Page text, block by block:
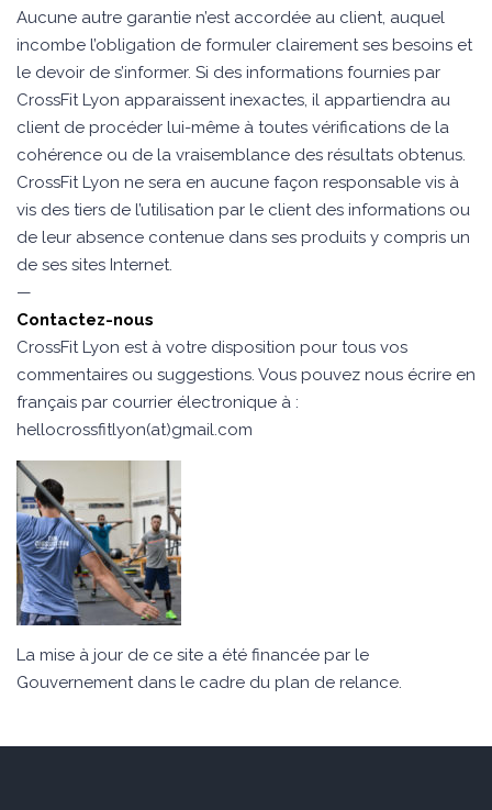
Aucune autre garantie n’est accordée au client, auquel
incombe l’obligation de formuler clairement ses besoins et
le devoir de s’informer. Si des informations fournies par
CrossFit Lyon apparaissent inexactes, il appartiendra au
client de procéder lui-même à toutes vérifications de la
cohérence ou de la vraisemblance des résultats obtenus.
CrossFit Lyon ne sera en aucune façon responsable vis à
vis des tiers de l’utilisation par le client des informations ou
de leur absence contenue dans ses produits y compris un
de ses sites Internet.
—
Contactez-nous
CrossFit Lyon est à votre disposition pour tous vos
commentaires ou suggestions. Vous pouvez nous écrire en
français par courrier électronique à :
hellocrossfitlyon(at)gmail.com
La mise à jour de ce site a été financée par le
Gouvernement dans le cadre du plan de relance.